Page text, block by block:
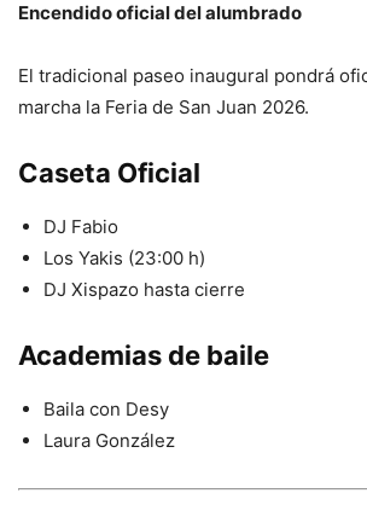
Encendido oficial del alumbrado
El tradicional paseo inaugural pondrá
marcha la Feria de San Juan 2026.
Caseta Oficial
DJ Fabio
Los Yakis (23:00 h)
DJ Xispazo hasta cierre
Academias de baile
Baila con Desy
Laura González